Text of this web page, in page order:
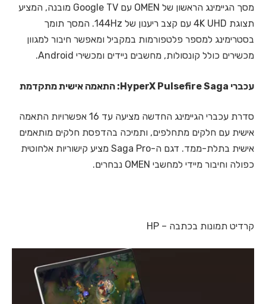
מסך הגיימינג הראשון של OMEN עם Google TV מובנה, המציע
תצוגת 4K UHD עם קצב ריענון של 144Hz. המסך תומך
בסטרימינג למספר פלטפורמות במקביל ומאפשר חיבור למגוון
מכשירים כולל קונסולות, מחשבים ניידים ומכשירי Android.
עכברי HyperX Pulsefire Saga: התאמה אישית מתקדמת
סדרת עכברי הגיימינג החדשה מציעה עד 16 אפשרויות התאמה
אישית עם חלקים מתחלפים, ותמיכה בהדפסת חלקים מותאמים
אישית בתלת-ממד. דגם ה-Saga Pro מציע קישוריות אלחוטית
כפולה וחיבור מיידי למחשבי OMEN נבחרים.
קרדיט תמונות בכתבה – HP